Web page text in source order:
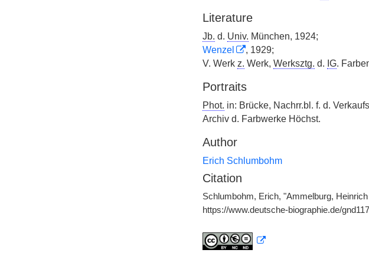
Literature
Jb. d. Univ. München, 1924;
Wenzel
, 1929;
V. Werk z. Werk, Werksztg. d. IG.
Portraits
Phot. in: Brücke, Nachrr.bl. f. d.
Archiv d. Farbwerke Höchst.
Author
Erich Schlumbohm
Citation
Schlumbohm, Erich, "Ammelburg,
https://www.deutsche-biographie.de/